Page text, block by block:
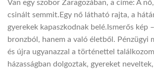
Van egy szobor Zaragozában, a címe: A
csinált semmit.Egy nő látható rajta, a
gyerekek kapaszkodnak belé.Ismerős kép
bronzból, hanem a való életből. Pénzügyi
és újra ugyanazzal a történettel
házasságban dolgoztak, gyereket